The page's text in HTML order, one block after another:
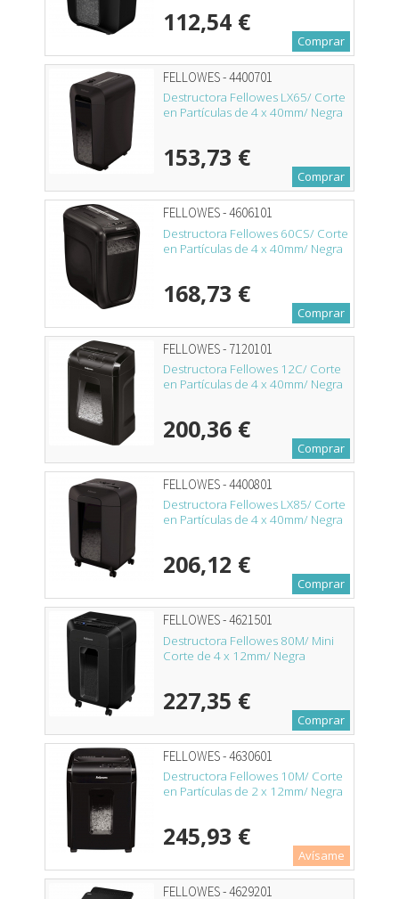
112,54 €
Comprar
FELLOWES - 4400701
Destructora Fellowes LX65/ Corte
en Partículas de 4 x 40mm/ Negra
153,73 €
Comprar
FELLOWES - 4606101
Destructora Fellowes 60CS/ Corte
en Partículas de 4 x 40mm/ Negra
168,73 €
Comprar
FELLOWES - 7120101
Destructora Fellowes 12C/ Corte
en Partículas de 4 x 40mm/ Negra
200,36 €
Comprar
FELLOWES - 4400801
Destructora Fellowes LX85/ Corte
en Partículas de 4 x 40mm/ Negra
206,12 €
Comprar
FELLOWES - 4621501
Destructora Fellowes 80M/ Mini
Corte de 4 x 12mm/ Negra
227,35 €
Comprar
FELLOWES - 4630601
Destructora Fellowes 10M/ Corte
en Partículas de 2 x 12mm/ Negra
245,93 €
Avísame
FELLOWES - 4629201